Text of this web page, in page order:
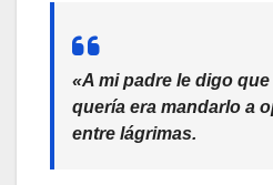
«A mi padre le digo
quería era mandarlo a
entre lágrimas.